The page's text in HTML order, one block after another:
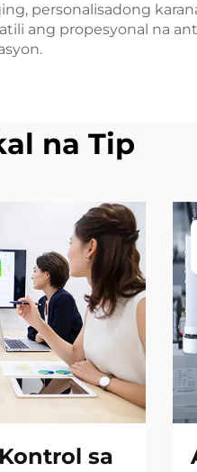
personalisadong
ang propesyonal na
na Tip
sa